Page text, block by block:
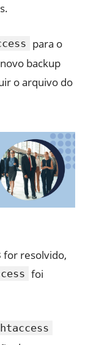
para o
backup
o arquivo do
for resolvido,
foi